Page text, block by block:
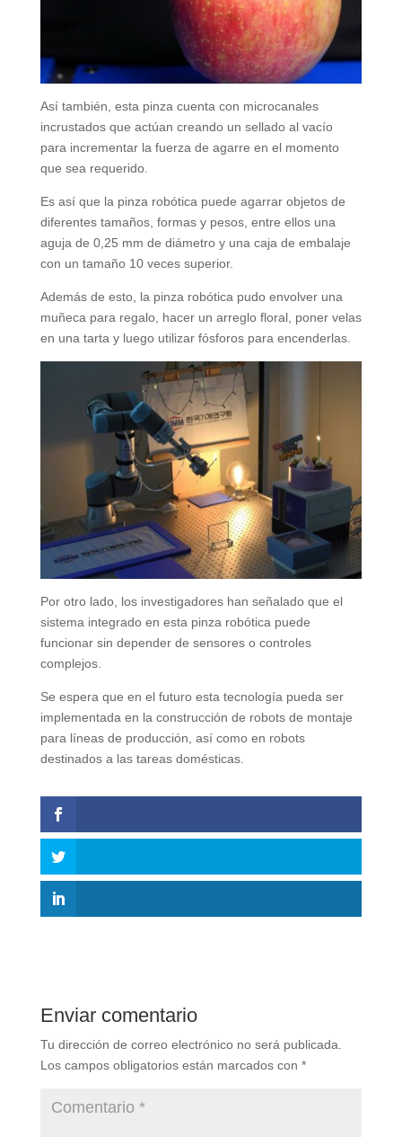
Así también, esta pinza cuenta con microcanales
incrustados que actúan creando un sellado al vacío
para incrementar la fuerza de agarre en el momento
que sea requerido.
Es así que la pinza robótica puede agarrar objetos de
diferentes tamaños, formas y pesos, entre ellos una
aguja de 0,25 mm de diámetro y una caja de embalaje
con un tamaño 10 veces superior.
Además de esto, la pinza robótica pudo envolver una
muñeca para regalo, hacer un arreglo floral, poner velas
en una tarta y luego utilizar fósforos para encenderlas.
Por otro lado, los investigadores han señalado que el
sistema integrado en esta pinza robótica puede
funcionar sin depender de sensores o controles
complejos.
Se espera que en el futuro esta tecnología pueda ser
implementada en la construcción de robots de montaje
para líneas de producción, así como en robots
destinados a las tareas domésticas.
Enviar comentario
Tu dirección de correo electrónico no será publicada.
Los campos obligatorios están marcados con *